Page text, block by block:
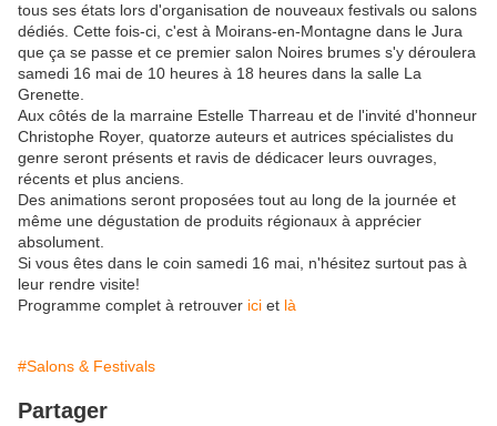
tous ses états lors d'organisation de nouveaux festivals ou salons
dédiés. Cette fois-ci, c'est à Moirans-en-Montagne dans le Jura
que ça se passe et ce premier salon Noires brumes s'y déroulera
samedi 16 mai de 10 heures à 18 heures dans la salle La
Grenette.
Aux côtés de la marraine Estelle Tharreau et de l'invité d'honneur
Christophe Royer, quatorze auteurs et autrices spécialistes du
genre seront présents et ravis de dédicacer leurs ouvrages,
récents et plus anciens.
Des animations seront proposées tout au long de la journée et
même une dégustation de produits régionaux à apprécier
absolument.
Si vous êtes dans le coin samedi 16 mai, n'hésitez surtout pas à
leur rendre visite!
Programme complet à retrouver ici et là
#Salons & Festivals
Partager